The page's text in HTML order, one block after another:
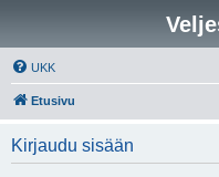
UKK
Etusivu
Kirjaudu sisään